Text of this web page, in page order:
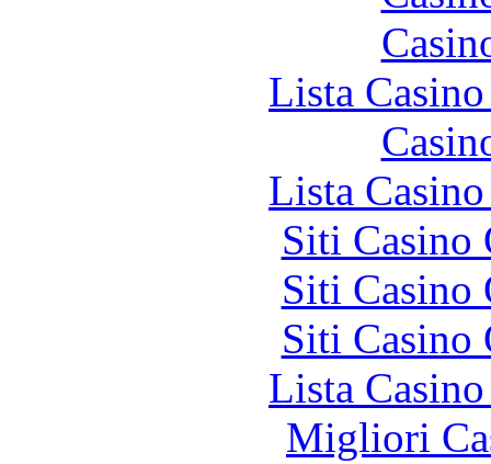
Lista
Lista
Siti Casino
Siti Casino
Siti Casino
Lista
Migliori